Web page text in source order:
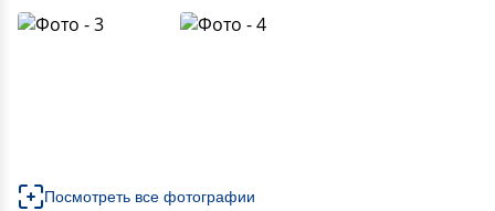
Посмотреть все фотографии